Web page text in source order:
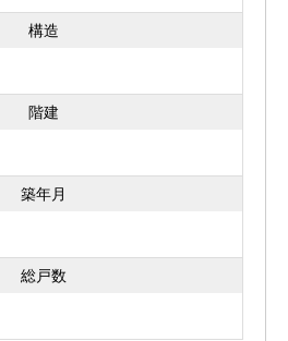
構造
階建
築年月
総戸数